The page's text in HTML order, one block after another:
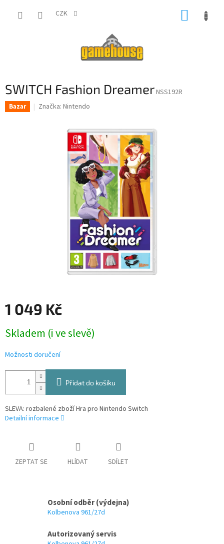
CZK
SWITCH Fashion DreamerNSS192R
Bazar Značka: Nintendo
1 049 Kč
cena:
Skladem (i ve slevě)
Možnosti doručení
Přidat do košíku
SLEVA: rozbalené zboží Hra pro Nintendo Switch
Detailní informace
ZEPTAT SE HLÍDAT SDÍLET
Osobní odběr (výdejna)
Kolbenova 961/27d
Autorizovaný servis